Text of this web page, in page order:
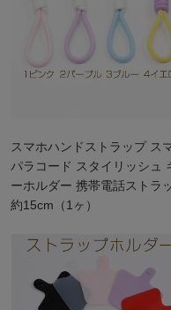
スマホハンドストラップ ス
パラコード スタイリッシュ
ーホルダー 携帯電話ストラ
約15cm（1ヶ）